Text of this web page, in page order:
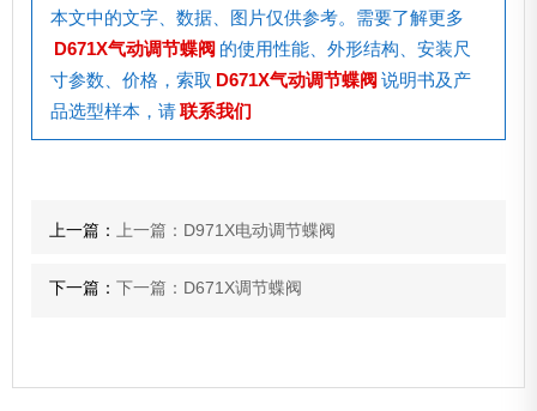
本文中的文字、数据、图片仅供参考。需要了解更多
D671X气动调节蝶阀 的使用性能、外形结构、安装尺
寸参数、价格，索取 D671X气动调节蝶阀 说明书及产
品选型样本，请联系我们
上一篇： 上一篇：D971X电动调节蝶阀
下一篇：下一篇：D671X调节蝶阀